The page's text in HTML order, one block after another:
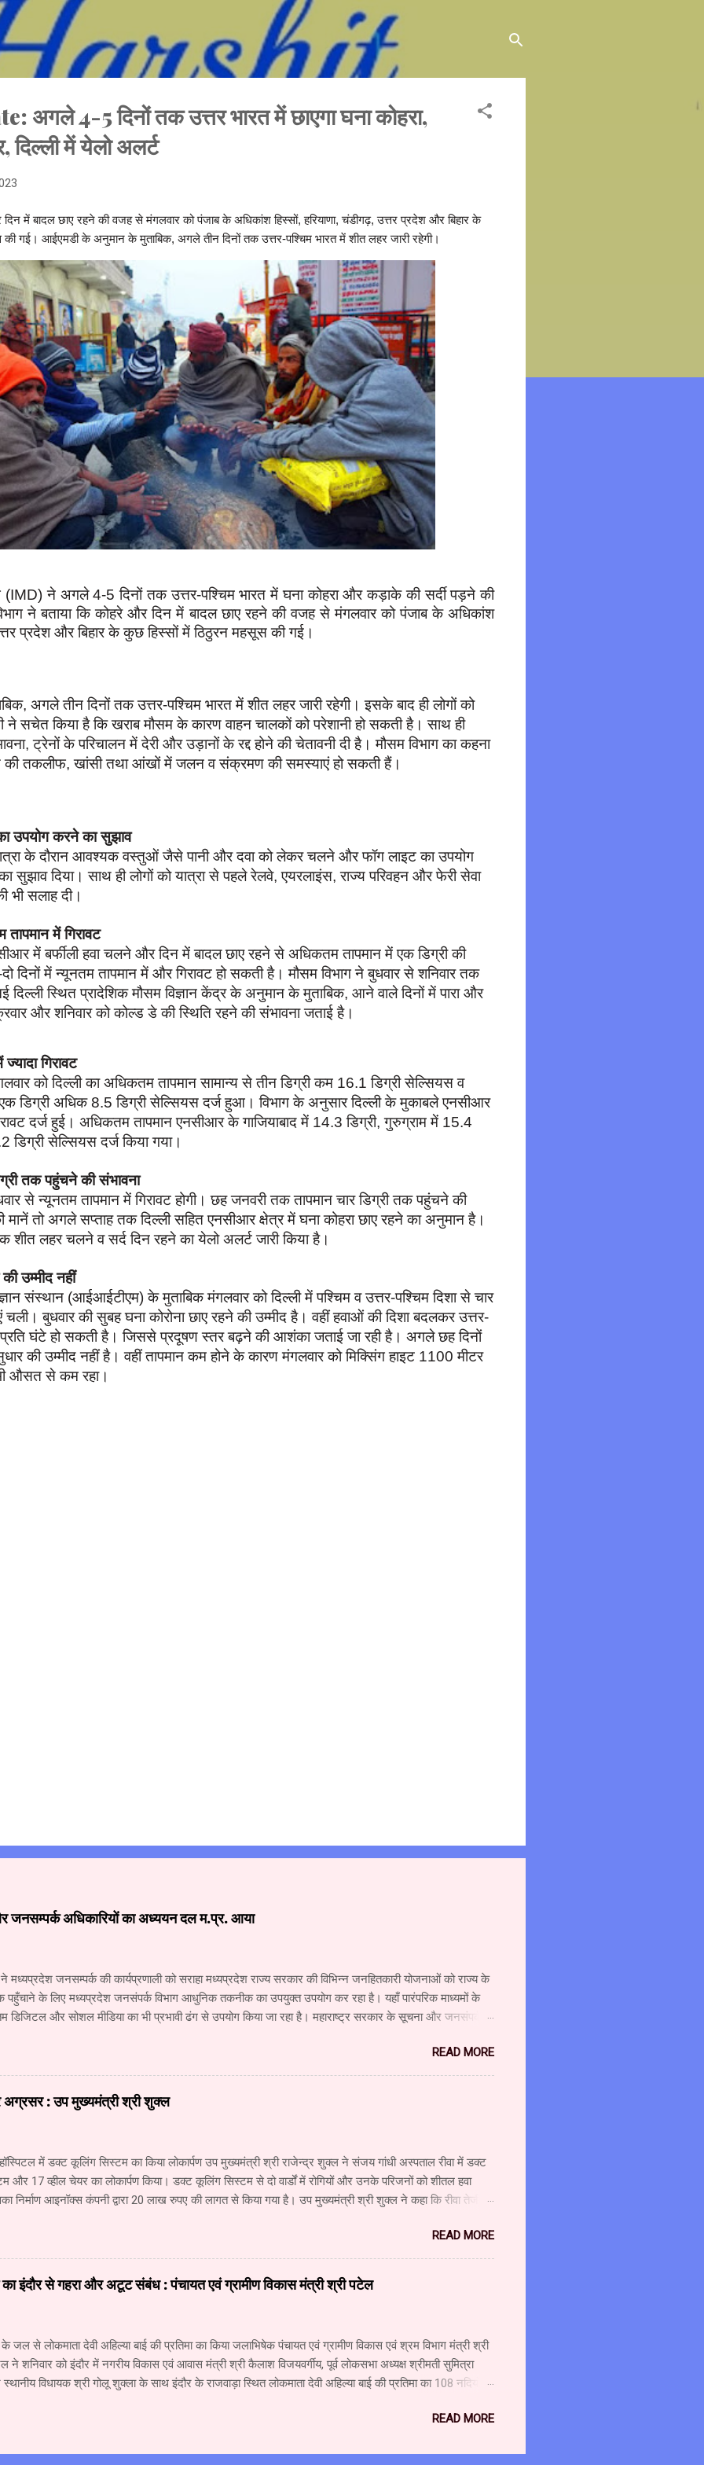
अगले 4-5 दिनों तक उत्तर भारत में छाएगा घना कोहरा,
दिल्ली में येलो अलर्ट
दिन में बादल छाए रहने की वजह से मंगलवार को पंजाब के अधिकांश हिस्सों, हरियाणा, चंडीगढ़, उत्तर प्रदेश और बिहार के
गई। आईएमडी के अनुमान के मुताबिक, अगले तीन दिनों तक उत्तर-पश्चिम भारत में शीत लहर जारी रहेगी।
(IMD) ने अगले 4-5 दिनों तक उत्तर-पश्चिम भारत में घना कोहरा और कड़ाके की सर्दी पड़ने की
ने बताया कि कोहरे और दिन में बादल छाए रहने की वजह से मंगलवार को पंजाब के अधिकांश
प्रदेश और बिहार के कुछ हिस्सों में ठिठुरन महसूस की गई।
अगले तीन दिनों तक उत्तर-पश्चिम भारत में शीत लहर जारी रहेगी। इसके बाद ही लोगों को
सचेत किया है कि खराब मौसम के कारण वाहन चालकों को परेशानी हो सकती है। साथ ही
ट्रेनों के परिचालन में देरी और उड़ानों के रद्द होने की चेतावनी दी है। मौसम विभाग का कहना
की तकलीफ, खांसी तथा आंखों में जलन व संक्रमण की समस्याएं हो सकती हैं।
उपयोग करने का सुझाव
के दौरान आवश्यक वस्तुओं जैसे पानी और दवा को लेकर चलने और फॉग लाइट का उपयोग
सुझाव दिया। साथ ही लोगों को यात्रा से पहले रेलवे, एयरलाइंस, राज्य परिवहन और फेरी सेवा
सलाह दी।
में गिरावट
में बर्फीली हवा चलने और दिन में बादल छाए रहने से अधिकतम तापमान में एक डिग्री की
दिनों में न्यूनतम तापमान में और गिरावट हो सकती है। मौसम विभाग ने बुधवार से शनिवार तक
दिल्ली स्थित प्रादेशिक मौसम विज्ञान केंद्र के अनुमान के मुताबिक, आने वाले दिनों में पारा और
और शनिवार को कोल्ड डे की स्थिति रहने की संभावना जताई है।
गिरावट
को दिल्ली का अधिकतम तापमान सामान्य से तीन डिग्री कम 16.1 डिग्री सेल्सियस व
डिग्री अधिक 8.5 डिग्री सेल्सियस दर्ज हुआ। विभाग के अनुसार दिल्ली के मुकाबले एनसीआर
दर्ज हुई। अधिकतम तापमान एनसीआर के गाजियाबाद में 14.3 डिग्री, गुरुग्राम में 15.4
डिग्री सेल्सियस दर्ज किया गया।
तक पहुंचने की संभावना
से न्यूनतम तापमान में गिरावट होगी। छह जनवरी तक तापमान चार डिग्री तक पहुंचने की
मानें तो अगले सप्ताह तक दिल्ली सहित एनसीआर क्षेत्र में घना कोहरा छाए रहने का अनुमान है।
शीत लहर चलने व सर्द दिन रहने का येलो अलर्ट जारी किया है।
उम्मीद नहीं
संस्थान (आईआईटीएम) के मुताबिक मंगलवार को दिल्ली में पश्चिम व उत्तर-पश्चिम दिशा से चार
बुधवार की सुबह घना कोरोना छाए रहने की उम्मीद है। वहीं हवाओं की दिशा बदलकर उत्तर-
घंटे हो सकती है। जिससे प्रदूषण स्तर बढ़ने की आशंका जताई जा रही है। अगले छह दिनों
की उम्मीद नहीं है। वहीं तापमान कम होने के कारण मंगलवार को मिक्सिंग हाइट 1100 मीटर
औसत से कम रहा।
जनसम्पर्क अधिकारियों का अध्ययन दल म.प्र. आया
ने मध्यप्रदेश जनसम्पर्क की कार्यप्रणाली को सराहा मध्यप्रदेश राज्य सरकार की विभिन्न जनहितकारी योजनाओं को राज्य के
पहुँचाने के लिए मध्यप्रदेश जनसंपर्क विभाग आधुनिक तकनीक का उपयुक्त उपयोग कर रहा है। यहाँ पारंपरिक माध्यमों के
डिजिटल और सोशल मीडिया का भी प्रभावी ढंग से उपयोग किया जा रहा है। महाराष्ट्र सरकार के सूचना और जनसंपर्क
की विस्तृत जानकारी प्राप्त की। अध्ययन दल में सूचना और जनसंपर्क महानिदेशालय के उपसंचालक (प्रशासन) श्री
वरिष्ठ सहायक संचालक (सूचना) श्री नंदकुमार वाघमारे, सहायक संचालक (सूचना) श्री गजानन पाटील, सहायक
श्री सचिन ढवण, सहायक संचालक (सूचना) श्री धोंडिराम अर्जुन शामिल थे। उप संचालक श्री अहंकारी ने कहा कि
में हो रही प्रगति से मीडिया में लगातार नए परिवर्तन हो रहे हैं। इन परिवर्तनों की आवश्यकता को ध्यान में रखते हुए
जनसंपर्क विभाग उसी प्र...
READ MORE
: उप मुख्यमंत्री श्री शुक्ल
में डक्ट कूलिंग सिस्टम का किया लोकार्पण उप मुख्यमंत्री श्री राजेन्द्र शुक्ल ने संजय गांधी अस्पताल रीवा में डक्ट
और 17 व्हील चेयर का लोकार्पण किया। डक्ट कूलिंग सिस्टम से दो वार्डों में रोगियों और उनके परिजनों को शीतल हवा
निर्माण आइनॉक्स कंपनी द्वारा 20 लाख रुपए की लागत से किया गया है। उप मुख्यमंत्री श्री शुक्ल ने कहा कि रीवा तेजी से
पूरा होते ही रीवा में दो सौ बेड का कैंसर अस्पताल शुरू हो जाएगा। इसमें 40 करोड़ रुपए की लागत से लीनेक मशीन लगाई जा
में कैंसर के उपचार की आधुनिकतम सुविधा उपलब्ध रहेगी। उप मुख्यमंत्री श्री शुक्ल ने कहा कि चिकित्सा सुविधाओं
लगातार प्रयास किए जा रहे हैं। संजय गांधी अस्पताल में सुधार तथा नई व्यवस्थाओं के लिए 321 करोड़ रुपए मंजूर
विभाग में सिंगरौली की एनसीएल कंपनी द्वारा दी गई 6 करोड़ रुपए की सहयोग राशि से आधुनिक मशीन लगाई जा रही
READ MORE
का इंदौर से गहरा और अटूट संबंध : पंचायत एवं ग्रामीण विकास मंत्री श्री पटेल
जल से लोकमाता देवी अहिल्या बाई की प्रतिमा का किया जलाभिषेक पंचायत एवं ग्रामीण विकास एवं श्रम विभाग मंत्री श्री
ने शनिवार को इंदौर में नगरीय विकास एवं आवास मंत्री श्री कैलाश विजयवर्गीय, पूर्व लोकसभा अध्यक्ष श्रीमती सुमित्रा
विधायक श्री गोलू शुक्ला के साथ इंदौर के राजवाड़ा स्थित लोकमाता देवी अहिल्या बाई की प्रतिमा का 108 नदियों के
है। तीस वर्ष पूर्व मैंने पहली बार माँ नर्मदा की परिक्रमा की थी। उसके बाद पत्नी श्रीमती पुष्पलता पटेल के साथ नर्मदा
स्वयंसेवक संघ के सरसंघचालक डॉ. मोहन भागवत के करकमलों से किया जायेगा। मंत्री श्री पटेल ने कहा कि बचपन से ही
READ MORE